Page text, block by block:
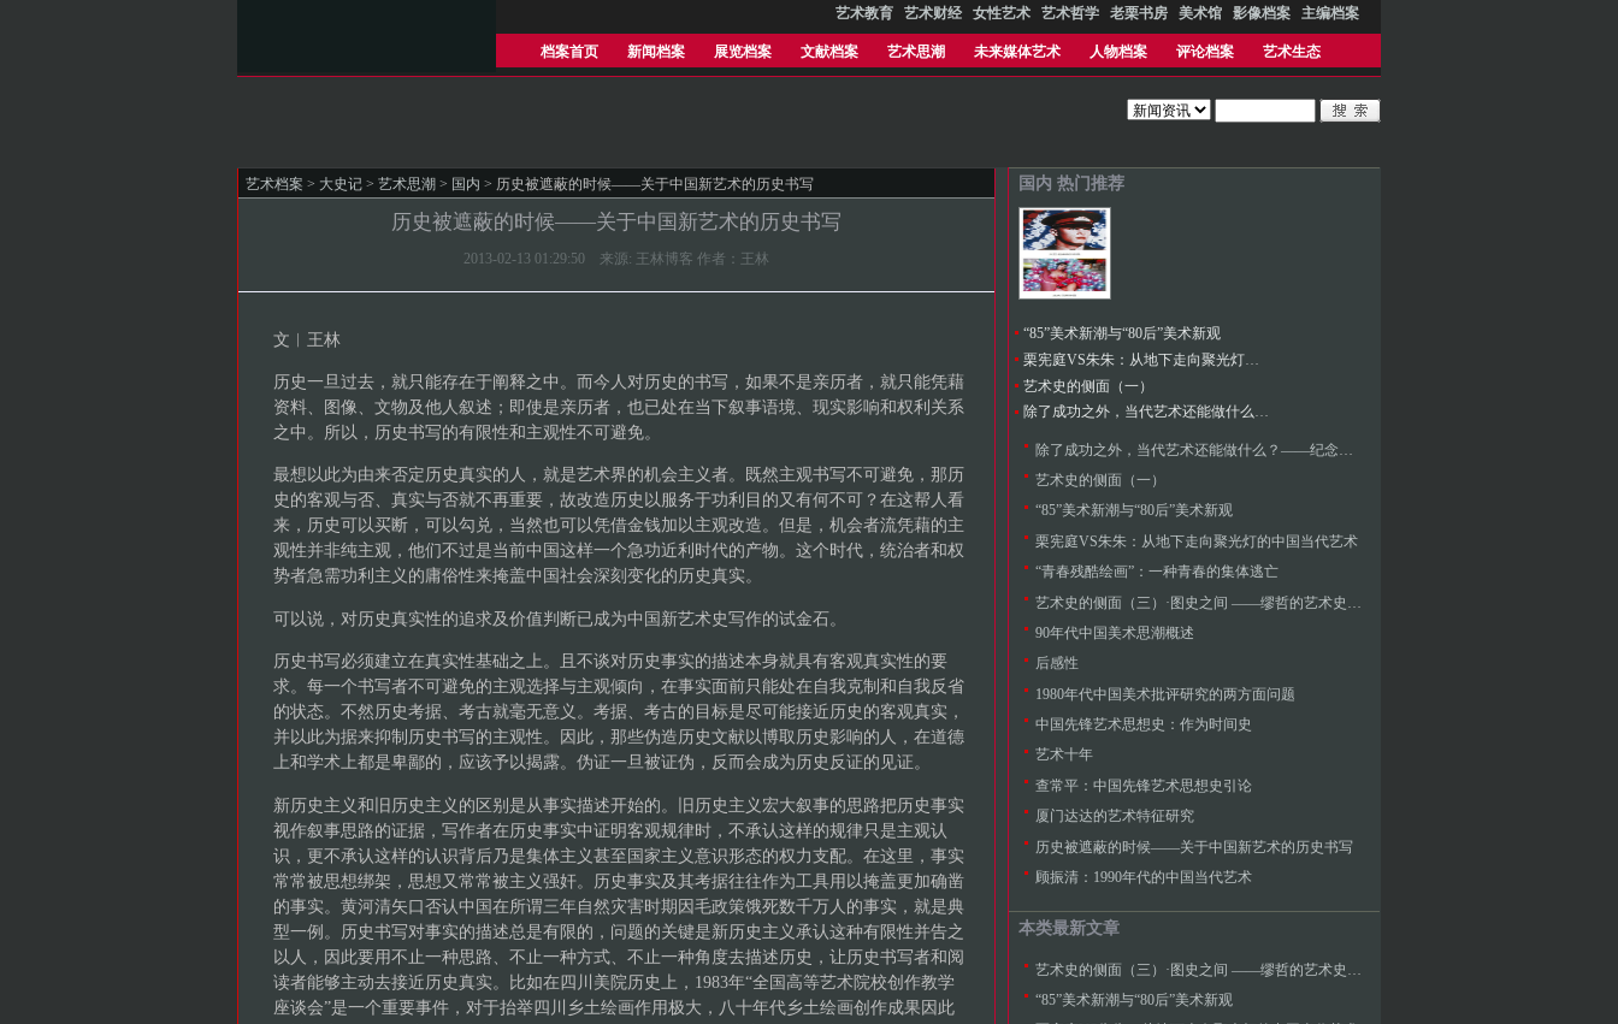
艺术教育 艺术财经 女性艺术 艺术哲学 老栗书房 美术馆 影像档案 主编档案
档案首页 新闻档案 展览档案 文献档案 艺术思潮 未来媒体艺术 人物档案 评论档案 艺术生态
艺术档案 > 大史记 > 艺术思潮 > 国内 > 历史被遮蔽的时候——关于中国新艺术的历史书写
历史被遮蔽的时候——关于中国新艺术的历史书写
2013-02-13 01:29:50 来源: 王林博客 作者：王林
文︱王林
历史一旦过去，就只能存在于阐释之中。而今人对历史的书写，如果不是亲历者，就只能凭藉
资料、图像、文物及他人叙述；即使是亲历者，也已处在当下叙事语境、现实影响和权利关系
之中。所以，历史书写的有限性和主观性不可避免。
最想以此为由来否定历史真实的人，就是艺术界的机会主义者。既然主观书写不可避免，那历
史的客观与否、真实与否就不再重要，故改造历史以服务于功利目的又有何不可？在这帮人看
来，历史可以买断，可以勾兑，当然也可以凭借金钱加以主观改造。但是，机会者流凭藉的主
观性并非纯主观，他们不过是当前中国这样一个急功近利时代的产物。这个时代，统治者和权
势者急需功利主义的庸俗性来掩盖中国社会深刻变化的历史真实。
可以说，对历史真实性的追求及价值判断已成为中国新艺术史写作的试金石。
历史书写必须建立在真实性基础之上。且不谈对历史事实的描述本身就具有客观真实性的要
求。每一个书写者不可避免的主观选择与主观倾向，在事实面前只能处在自我克制和自我反省
的状态。不然历史考据、考古就毫无意义。考据、考古的目标是尽可能接近历史的客观真实，
并以此为据来抑制历史书写的主观性。因此，那些伪造历史文献以博取历史影响的人，在道德
上和学术上都是卑鄙的，应该予以揭露。伪证一旦被证伪，反而会成为历史反证的见证。
新历史主义和旧历史主义的区别是从事实描述开始的。旧历史主义宏大叙事的思路把历史事实
视作叙事思路的证据，写作者在历史事实中证明客观规律时，不承认这样的规律只是主观认
识，更不承认这样的认识背后乃是集体主义甚至国家主义意识形态的权力支配。在这里，事实
常常被思想绑架，思想又常常被主义强奸。历史事实及其考据往往作为工具用以掩盖更加确凿
的事实。黄河清矢口否认中国在所谓三年自然灾害时期因毛政策饿死数千万人的事实，就是典
型一例。历史书写对事实的描述总是有限的，问题的关键是新历史主义承认这种有限性并告之
以人，因此要用不止一种思路、不止一种方式、不止一种角度去描述历史，让历史书写者和阅
读者能够主动去接近历史真实。比如在四川美院历史上，1983年“全国高等艺术院校创作教学
座谈会”是一个重要事件，对于抬举四川乡土绘画作用极大，八十年代乡土绘画创作成果因此
国内 热门推荐
“85”美术新潮与“80后”美术新观
艺术史的侧面（一）
除了成功之外，当代艺术还能做什么？——纪念八五新潮美术三十年
艺术史的侧面（一）
“85”美术新潮与“80后”美术新观
栗宪庭VS朱朱：从地下走向聚光灯的中国当代艺术
“青春残酷绘画”：一种青春的集体逃亡
90年代中国美术思潮概述
后感性
1980年代中国美术批评研究的两方面问题
中国先锋艺术思想史：作为时间史
艺术十年
查常平：中国先锋艺术思想史引论
厦门达达的艺术特征研究
历史被遮蔽的时候——关于中国新艺术的历史书写
顾振清：1990年代的中国当代艺术
本类最新文章
“85”美术新潮与“80后”美术新观